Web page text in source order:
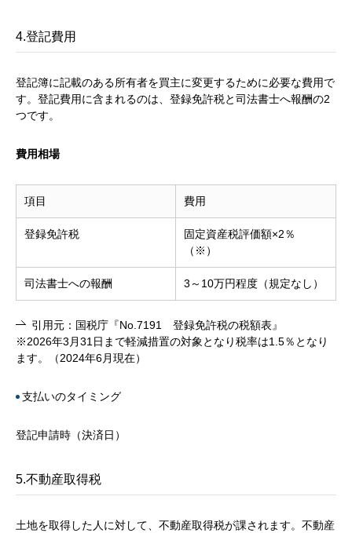
4.登記費用
登記簿に記載のある所有者を買主に変更するために必要な費用で
す。登記費用に含まれるのは、登録免許税と司法書士へ報酬の2
つです。
費用相場
項目 費用
登録免許税
固定資産税評価額×2％
（※）
司法書士への報酬 3～10万円程度（規定なし）
引用元：国税庁『No.7191 登録免許税の税額表』
※2026年3月31日まで軽減措置の対象となり税率は1.5％となり
ます。（2024年6月現在）
支払いのタイミング
登記申請時（決済日）
5.不動産取得税
土地を取得した人に対して、不動産取得税が課されます。不動産